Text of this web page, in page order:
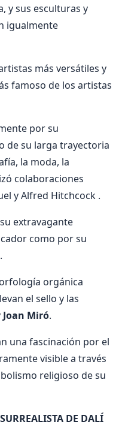
y sus esculturas y
igualmente
más versátiles y
famoso de los artistas
por su
de su larga trayectoria
la moda, la
colaboraciones
y Alfred Hitchcock .
extravagante
como por su
orgánica
el sello y las
Joan Miró.
una fascinación por el
visible a través
religioso de su
DE DALÍ